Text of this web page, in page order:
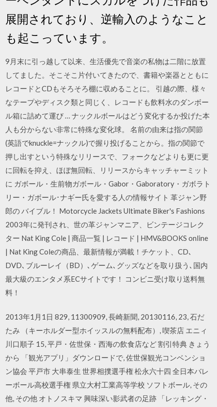
展開されており、逆輸入のようなこと
も起こっています。
9月末に引っ越して以来、生活優先で音楽の私物は二階に放置
してました。そこそこ片付いてきたので、書籍や楽器とともに
レコードとCDもそろそろ棚に収めることに。 引越の際、様々
なテープやディスク類と同じく、レコードも飲料水のダンボー
ル箱に詰めて運び … ナックルボールはどう変化するか投げた本
人も分からない非常に特殊な変化球。 名前の由来は指の関節
(英語でknuckle=ナックル)で握り投げることから。指の関節で
押し出すという特殊なリリースで、フォークなどよりも更に更
に回転を抑え、ほぼ無回転、リリースからキャッチャーミット
に ガボール・生前物ガボール・Gabor・Gaboratory・ガボラト
リー・ガボール･ナギー氏を愛する人の情報サイト 革ジャン野
郎の バイブル！ Motorcycle Jackets Ultimate Biker's Fashions
2003年に発刊され、世の革ジャンマニア、ビンテージコレク
ター Nat King Cole | 商品一覧 | レコード | HMV&BOOKS online
| Nat King Coleの商品、最新情報が満載！チケット、CD､
DVD､ブルーレイ（BD）､ゲーム､グッズなどを取り扱う､国内
最大級のエンタメ系ECサイトです！ コンビニ受け取り送料無
料！
2013年1月1日 829, 11300909, 長崎新聞, 20130116, 23, 石だ
たみ （キーホルダー型ホイッスルの無料配布）, 喫茶店 エニィ
川口順子 15, 平戸・佐世保・西海の飲食店など 割引特典 きょう
から 「観光アプリ」ダウンロードで, 佐世保観光コンベンショ
ン協会 平戸市 大串泰生 世界相撲選手権 松永六十四 全日本バレ
ーボール高校選手権 県立大村工業高等学校 ソフトボール, その
他, その他 オトノスキマ 興味深い影武者の足跡 「レッキング・